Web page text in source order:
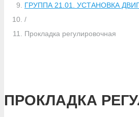
ГРУППА 21.01. УСТАНОВКА
/
Прокладка регулировочная
ПРОКЛАДКА